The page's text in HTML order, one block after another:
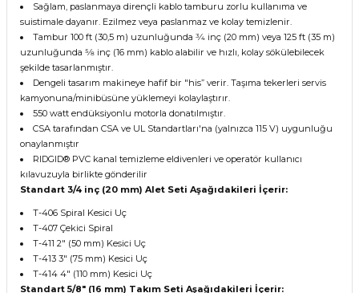
Sağlam, paslanmaya dirençli kablo tamburu zorlu kullanıma ve
suistimale dayanır. Ezilmez veya paslanmaz ve kolay temizlenir.
Tambur 100 ft (30,5 m) uzunluğunda 3⁄4 inç (20 mm) veya 125 ft (35 m)
uzunluğunda 5⁄8 inç (16 mm) kablo alabilir ve hızlı, kolay sökülebilecek
şekilde tasarlanmıştır.
Dengeli tasarım makineye hafif bir "his” verir. Taşıma tekerleri servis
kamyonuna/minibüsüne yüklemeyi kolaylaştırır.
550 watt endüksiyonlu motorla donatılmıştır.
CSA tarafından CSA ve UL Standartları'na (yalnızca 115 V) uygunluğu
onaylanmıştır
RIDGID® PVC kanal temizleme eldivenleri ve operatör kullanıcı
kılavuzuyla birlikte gönderilir
Standart 3/4 inç (20 mm) Alet Seti Aşağıdakileri İçerir:
T-406 Spiral Kesici Uç
T-407 Çekici Spiral
T-411 2" (50 mm) Kesici Uç
T-413 3" (75 mm) Kesici Uç
T-414 4" (110 mm) Kesici Uç
Standart 5/8" (16 mm) Takım Seti Aşağıdakileri İçerir: